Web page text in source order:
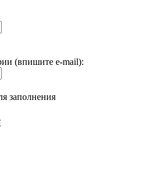
(впишите e-mail):
заполнения